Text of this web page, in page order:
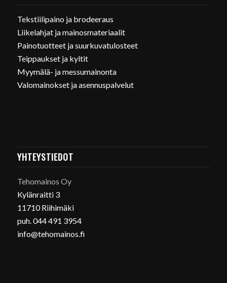
Tekstiilipaino ja brodeeraus
Liikelahjat ja mainosmateriaalit
Painotuotteet ja suurkuvatulosteet
Teippaukset ja kyltit
Myymälä- ja messumainonta
Valomainokset ja asennuspalvelut
YHTEYSTIEDOT
Tehomainos Oy
Kylänraitti 3
11710 Riihimäki
puh. 044 491 3954
info@tehomainos.fi